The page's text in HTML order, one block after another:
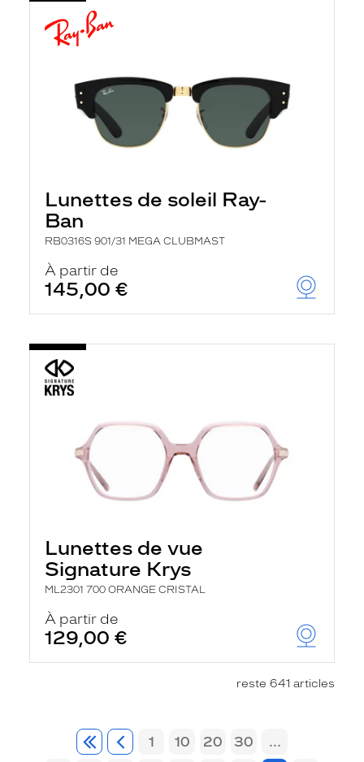
Lunettes de soleil Ray-
Ban
RB0316S 901/31 MEGA CLUBMAST
À partir de
145,00 €
Lunettes de vue
Signature Krys
ML2301 700 ORANGE CRISTAL
À partir de
129,00 €
reste 641 articles
1 10 20 30
...